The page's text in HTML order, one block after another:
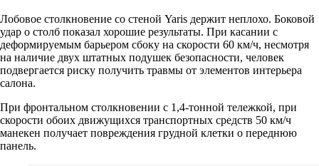
Лобовое столкновение со стеной Yaris держит неплохо. Боковой
удар о столб показал хорошие результаты. При касании с
деформируемым барьером сбоку на скорости 60 км/ч, несмотря
на наличие двух штатных подушек безопасности, человек
подвергается риску получить травмы от элементов интерьера
салона.
При фронтальном столкновении с 1,4-тонной тележкой, при
скорости обоих движущихся транспортных средств 50 км/ч
манекен получает повреждения грудной клетки о переднюю
панель.